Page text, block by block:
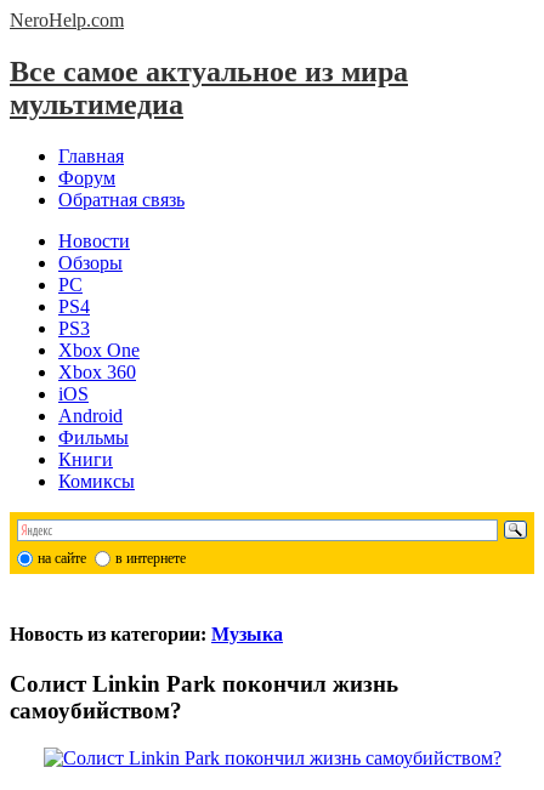
NeroHelp.com
Все самое актуальное из мира
мультимедиа
Главная
Форум
Обратная связь
Новости
Обзоры
PC
PS4
PS3
Xbox One
Xbox 360
iOS
Android
Фильмы
Книги
Комиксы
на сайте в интернете
Новость из категории: Музыка
Солист Linkin Park покончил жизнь
самоубийством?